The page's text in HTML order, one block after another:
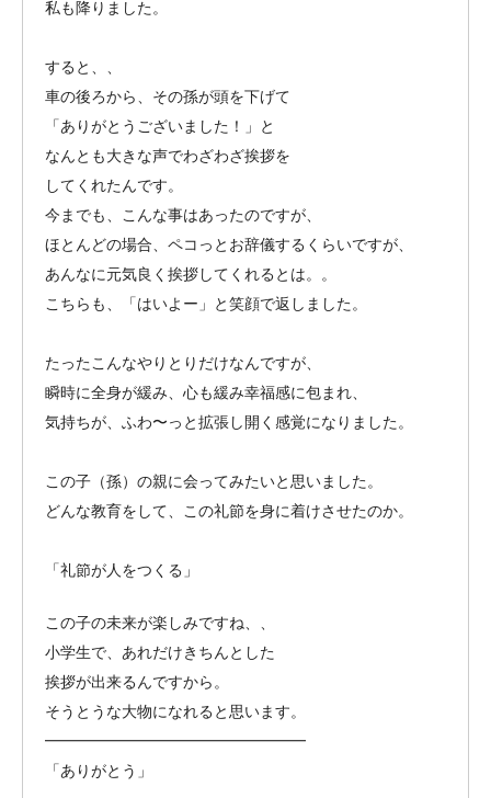
私も降りました。
すると、、
車の後ろから、その孫が頭を下げて
「ありがとうございました！」と
なんとも大きな声でわざわざ挨拶を
してくれたんです。
今までも、こんな事はあったのですが、
ほとんどの場合、ペコっとお辞儀するくらいですが、
あんなに元気良く挨拶してくれるとは。。
こちらも、「はいよー」と笑顔で返しました。
たったこんなやりとりだけなんですが、
瞬時に全身が緩み、心も緩み幸福感に包まれ、
気持ちが、ふわ〜っと拡張し開く感覚になりました。
この子（孫）の親に会ってみたいと思いました。
どんな教育をして、この礼節を身に着けさせたのか。
「礼節が人をつくる」
この子の未来が楽しみですね、、
小学生で、あれだけきちんとした
挨拶が出来るんですから。
そうとうな大物になれると思います。
━━━━━━━━━━━━━━━━━
「ありがとう」